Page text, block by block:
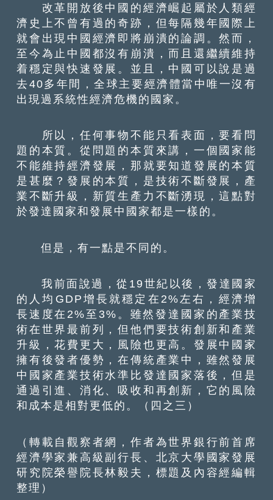
改革開放後中國的經濟崛起屬於人類經
濟史上不曾有過的奇跡，但每隔幾年國際上
就會出現中國經濟即將崩潰的論調。然而，
至今為止中國都沒有崩潰，而且還繼續維持
着穩定與快速發展。並且，中國可以說是過
去40多年間，全球主要經濟體當中唯一沒有
出現過系統性經濟危機的國家。
所以，任何事物不能只看表面，要看問
題的本質。從問題的本質來講，一個國家能
不能維持經濟發展，那就要知道發展的本質
是甚麼？發展的本質，是技術不斷發展，產
業不斷升級，新質生產力不斷湧現，這點對
於發達國家和發展中國家都是一樣的。
但是，有一點是不同的。
我前面說過，從19世紀以後，發達國家
的人均GDP增長就穩定在2%左右，經濟增
長速度在2%至3%。雖然發達國家的產業技
術在世界最前列，但他們要技術創新和產業
升級，花費更大，風險也更高。發展中國家
擁有後發者優勢，在傳統產業中，雖然發展
中國家產業技術水準比發達國家落後，但是
通過引進、消化、吸收和再創新，它的風險
和成本是相對更低的。（四之三）
（轉載自觀察者網，作者為世界銀行前首席
經濟學家兼高級副行長、北京大學國家發展
研究院榮譽院長林毅夫，標題及內容經編輯
整理）